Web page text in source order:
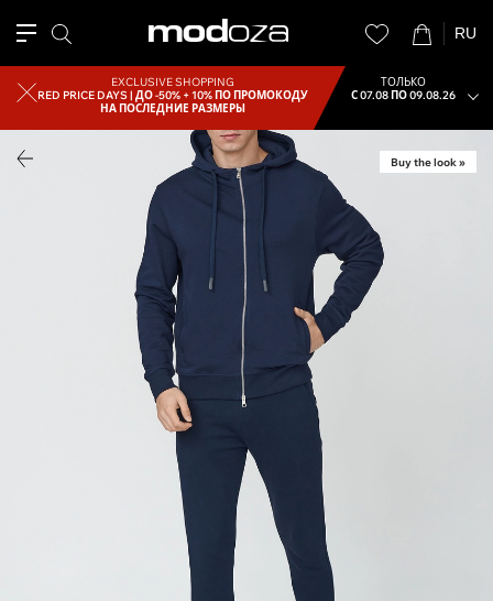
RU
EXCLUSIVE SHOPPING
RED PRICE DAYS |ДО -50% + 10% ПО ПРОМОКОДУ
НА ПОСЛЕДНИЕ РАЗМЕРЫ
ТОЛЬКО
С 07.08 ПО 09.08.26
Buy the look »